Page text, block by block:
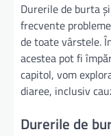
Durerile de burta
frecvente
de toate vârstele.
acestea pot fi
capitol, vom
diaree, inclusiv
Durerile de